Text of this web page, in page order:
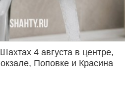
4 августа в центре,
Поповке и Красина